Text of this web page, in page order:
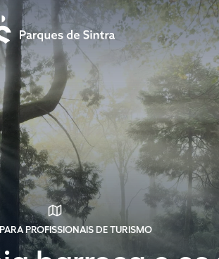
PROFISSIONAIS DE TURISMO